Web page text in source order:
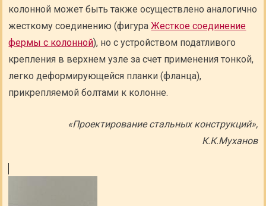
колонной может быть также осуществлено аналогично
жесткому соединению (фигураЖесткое соединение
фермы с колонной), но с устройством податливого
крепления в верхнем узле за счет применения тонкой,
легко деформирующейся планки (фланца),
прикрепляемой болтами к колонне.
«Проектирование стальных конструкций»,
К.К.Муханов